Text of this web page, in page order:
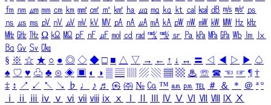
㎙ ㎚ ㎛ ㎜ ㎝ ㎞ ㎟ ㎠ ㎡ ㎢ ㏊ ㎍ ㎎ ㎏ ㏏ ㎈ ㎉ ㏈ ㎧ ㎨ ㎰
㎱ ㎲ ㎳ ㎴ ㎵ ㎶ ㎷ ㎸ ㎹ ㎀ ㎁ ㎂ ㎃ ㎄ ㎺ ㎻ ㎽ ㎾ ㎿ ㎐ ㎑
㎒ ㎓ ㎔ Ω ㏀ ㏁ ㎊ ㎋ ㎌ ㏖ ㏅ ㎭ ㎮ ㎯ ㏛ ㎩ ㎪ ㎫ ㎬ ㏝ ㏐
㏓
㏃ ㏉ ㏜ ㏆
§ ※ ☆ ★ ○ ● ◎ ◇ ◆ □ ■ △ ▽ → ← ↑ ↓ ↔ 〓 ◁ ◀ ▷ ▶ ♤
♠ ♡ ♥ ♧ ♣ ⊙ ◈ ▣ ◐ ◑ ▒ ▤ ▨ ▧ ▦ ▩ ♨ ☏ ☎ ☜ ☞ ¶ †
‡ ↕ ↗ ↙ ↖ ↘ ♭ ♩ ♪ ♬ ㉿ ㈜ № ㏇ ™ ㏂ ㏘ ℡ ＃ ＆ ＊ ＠ ª º
ⅰ
ⅱ ⅲ ⅳ ⅴ ⅵ ⅶ ⅷ ⅸ ⅹ Ⅳ Ⅴ Ⅵ Ⅶ Ⅷ Ⅸ Ⅹ